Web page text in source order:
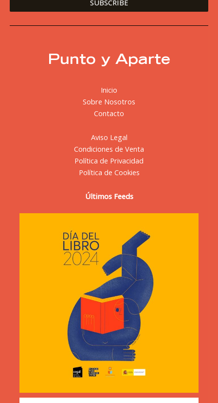
Punto y Aparte
Inicio
Sobre Nosotros
Contacto
Aviso Legal
Condiciones de Venta
Política de Privacidad
Política de Cookies
Últimos Feeds